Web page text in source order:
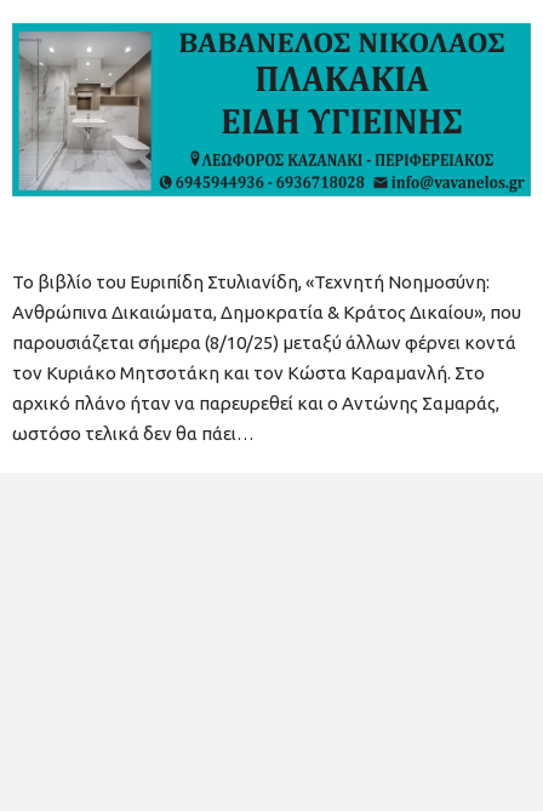
Το βιβλίο του Ευριπίδη Στυλιανίδη, «Τεχνητή Νοημοσύνη:
Ανθρώπινα Δικαιώματα, Δημοκρατία & Κράτος Δικαίου», που
παρουσιάζεται σήμερα (8/10/25) μεταξύ άλλων φέρνει κοντά
τον Κυριάκο Μητσοτάκη και τον Κώστα Καραμανλή. Στο
αρχικό πλάνο ήταν να παρευρεθεί και ο Αντώνης Σαμαράς,
ωστόσο τελικά δεν θα πάει…